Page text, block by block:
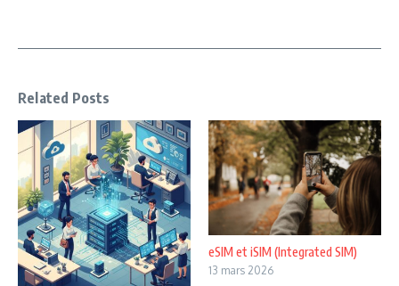
Related Posts
eSIM et iSIM (Integrated SIM)
13 mars 2026